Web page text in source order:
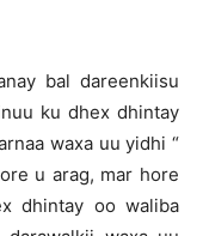
bal dareenkiisu
ku dhex dhintay
waxa uu yidhi “
u arag, mar hore
dhintay oo waliba